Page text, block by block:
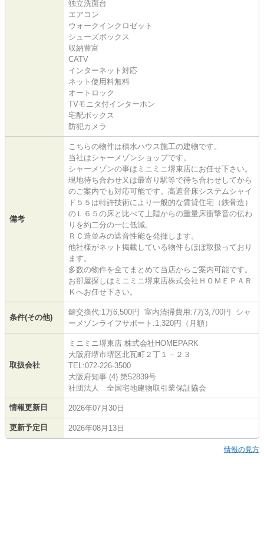
独立洗面台
エアコン
ウォークインクロゼット
シューズボックス
収納豊富
CATV
インターネット対応
ネット使用料無料
オートロック
TVモニタ付インターホン
宅配ボックス
防犯カメラ
備考
こちらの物件は積水ハウス施工の建物です。
当社はシャーメゾンショップです。
シャーメゾンの事はミニミニ堺東店にお任せ下さい。
現地待ち合わせ又は最寄り駅等で待ち合わせしてから
のご案内でも対応可能です。高遮音床システムシャイ
ド５５は特許技術により一般的な賃貸住宅（鉄骨造）
のＬ６５の床と比べて上階からの重量床衝撃音の伝わ
りを約二分の一に低減。
ＲＣ造並みの遮音性能を発揮します。
他社様がネット掲載している物件もほぼ取扱っており
ます。
多数の物件を全てまとめて当店からご案内可能です。
お部屋探しはミニミニ堺東店株式会社ＨＯＭＥＰＡＲ
Ｋへお任せ下さい。
条件(その他)
鍵交換代:1万6,500円 室内清掃費用:7万3,700円 シャ
ーメゾンライフサポート:1,320円（月額）
取扱会社
ミニミニ堺東店 株式会社HOMEPARK
大阪府堺市堺区北瓦町２丁１－２３
TEL:072-226-3500
大阪府知事 (4) 第52839号
社団法人 全国宅地建物取引業保証協会
情報更新日 2026年07月30日
更新予定日 2026年08月13日
情報の見方